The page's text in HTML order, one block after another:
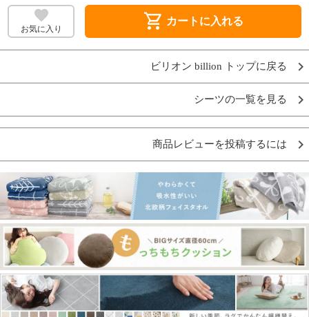
お気に入り shopping_cart カートに入れる
ビリオン billion トップに戻る
シーツの一覧を見る
商品レビューを投稿するには